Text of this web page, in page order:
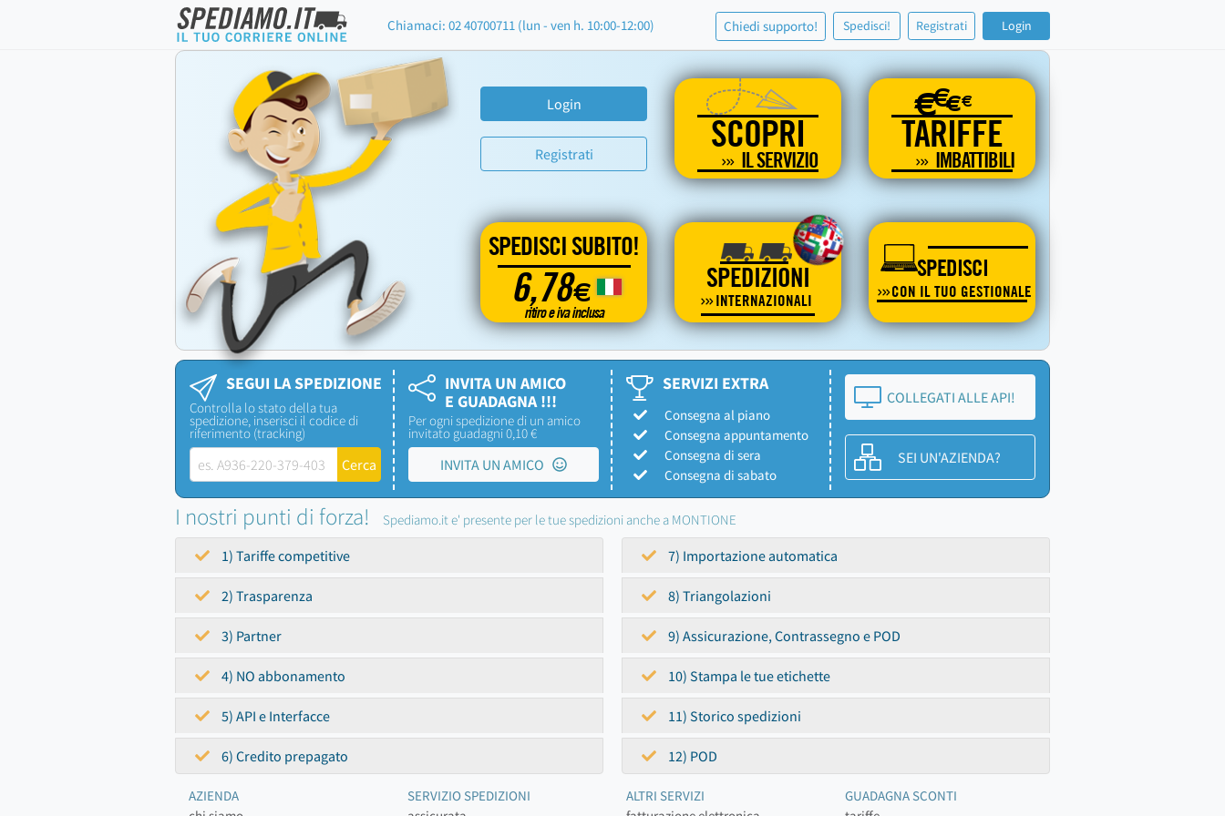
Chiamaci: 02 40700711 (lun - ven h. 10:00-12:00) Chiedi supporto! Spedisci! Registrati Login
Login
Registrati SCOPRI
IL SERVIZIO
€€€€
TARIFFE
IMBATTIBILI
SPEDISCI SUBITO!
6,78€
ritiro e iva inclusa
SPEDIZIONI
INTERNAZIONALI
SPEDISCI
CON IL TUO GESTIONALE
SEGUI LA SPEDIZIONE
Controlla lo stato della tua
spedizione, inserisci il codice di
riferimento (tracking)
INVITA UN AMICO
E GUADAGNA !!!
Per ogni spedizione di un amico
invitato guadagni 0,10 €
INVITA UN AMICO
SERVIZI EXTRA
Consegna al piano
Consegna appuntamento
Consegna di sera
Consegna di sabato
COLLEGATI ALLE API!
SEI UN'AZIENDA?
I nostri punti di forza! Spediamo.it e' presente per le tue spedizioni anche a MONTIONE
1) Tariffe competitive
2) Trasparenza
3) Partner
4) NO abbonamento
5) API e Interfacce
6) Credito prepagato
7) Importazione automatica
8) Triangolazioni
9) Assicurazione, Contrassegno e POD
10) Stampa le tue etichette
11) Storico spedizioni
12) POD
AZIENDA
SERVIZIO SPEDIZIONI
ALTRI SERVIZI
GUADAGNA SCONTI